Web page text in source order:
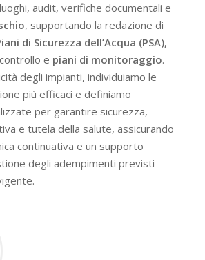
audit, verifiche documentali e
, supportando la redazione di
di Sicurezza dell’Acqua (PSA),
e piani di monitoraggio.
degli impianti, individuiamo le
più efficaci e definiamo
per garantire sicurezza,
e tutela della salute, assicurando
continuativa e un supporto
degli adempimenti previsti